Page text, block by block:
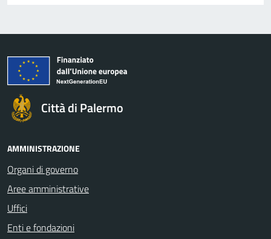
Città di Palermo
AMMINISTRAZIONE
Organi di governo
Aree amministrative
Uffici
Enti e fondazioni